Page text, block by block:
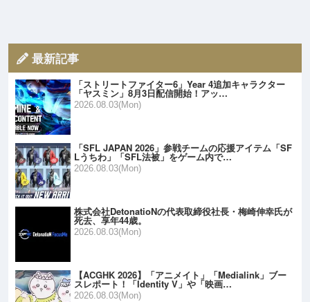
最新記事
「ストリートファイター6」Year 4追加キャラクター
「ヤスミン」8月3日配信開始！アッ…
2026.08.03(Mon)
「SFL JAPAN 2026」参戦チームの応援アイテム「SF
Lうちわ」「SFL法被」をゲーム内で…
2026.08.03(Mon)
株式会社DetonatioNの代表取締役社長・梅崎伸幸氏が
死去、享年44歳。
2026.08.03(Mon)
【ACGHK 2026】「アニメイト」「Medialink」ブー
スレポート！「Identity V」や「映画…
2026.08.03(Mon)